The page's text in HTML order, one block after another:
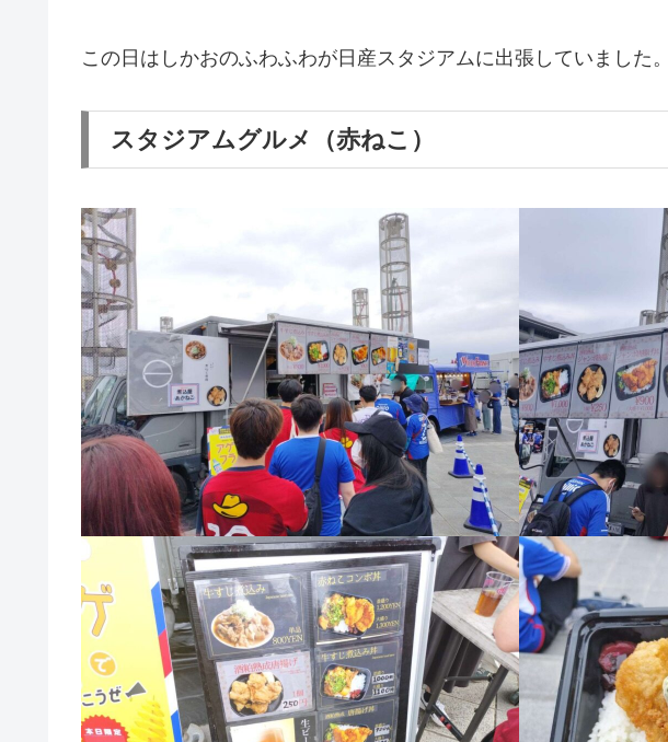
この日はしかおのふわふわが日産スタジアムに出張していました。
スタジアムグルメ（赤ねこ）